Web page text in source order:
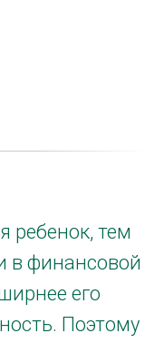
ребенок, тем
в финансовой
его
Поэтому